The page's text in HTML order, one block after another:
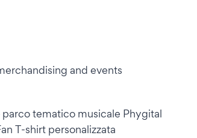
and events
parco tematico musicale Phygital
T-shirt personalizzata